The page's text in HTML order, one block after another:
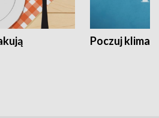
Poczuj klimat